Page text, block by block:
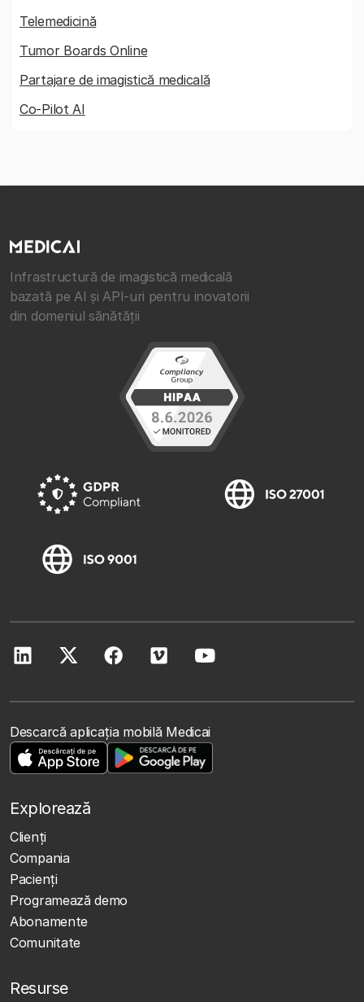
Telemedicină
Tumor Boards Online
Partajare de imagistică medicală
Co-Pilot AI
Infrastructură de imagistică medicală
bazată pe AI și API-uri pentru inovatorii
din domeniul sănătății
Descarcă aplicația mobilă Medicai
Explorează
Clienţi
Compania
Pacienți
Programează demo
Abonamente
Comunitate
Resurse